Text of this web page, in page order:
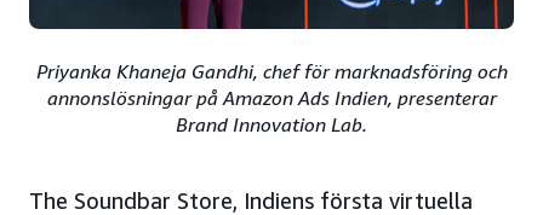
Priyanka Khaneja Gandhi, chef för marknadsföring och
annonslösningar på Amazon Ads Indien, presenterar
Brand Innovation Lab.
The Soundbar Store, Indiens första virtuella